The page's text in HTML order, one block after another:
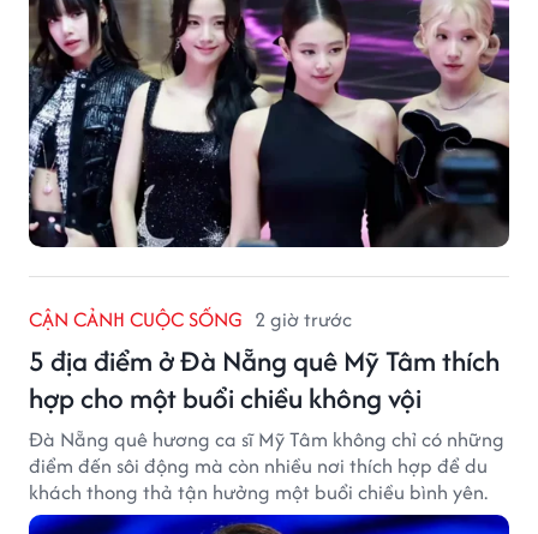
CẬN CẢNH CUỘC SỐNG 2 giờ trước
5 địa điểm ở Đà Nẵng quê Mỹ Tâm thích
hợp cho một buổi chiều không vội
Đà Nẵng quê hương ca sĩ Mỹ Tâm không chỉ có những
điểm đến sôi động mà còn nhiều nơi thích hợp để du
khách thong thả tận hưởng một buổi chiều bình yên.